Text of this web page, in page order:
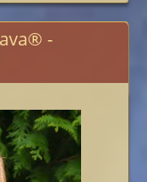
-